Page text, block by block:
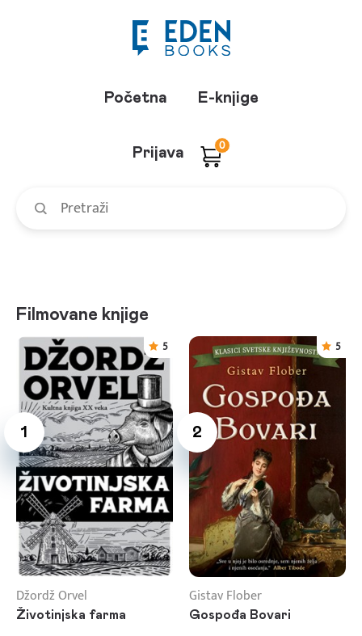
Početna E-knjige
Prijava 0
Filmovane knjige
1
5
Džordž Orvel
Životinjska farma
2
5
Gistav Flober
Gospođa Bovari